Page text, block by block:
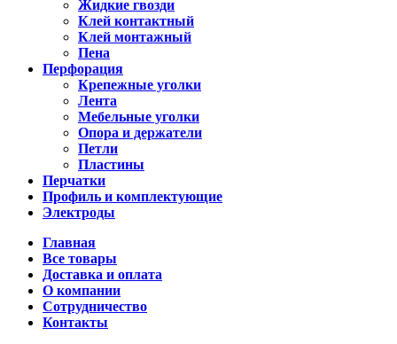
Жидкие гвозди
Клей контактный
Клей монтажный
Пена
Перфорация
Крепежные уголки
Лента
Мебельные уголки
Опора и держатели
Петли
Пластины
Перчатки
Профиль и комплектующие
Электроды
Главная
Все товары
Доставка и оплата
О компании
Сотрудничество
Контакты